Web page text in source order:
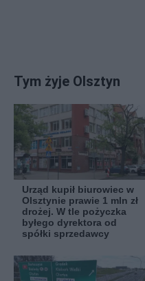
Tym żyje Olsztyn
Urząd kupił biurowiec w
Olsztynie prawie 1 mln zł
drożej. W tle pożyczka
byłego dyrektora od
spółki sprzedawcy